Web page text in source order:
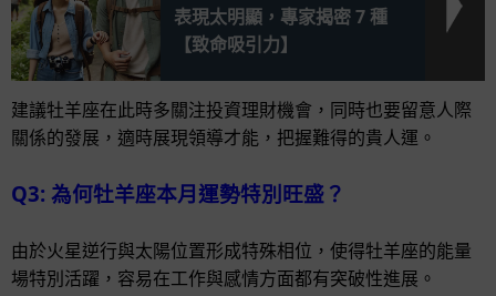
表現太明顯，專家揭密 7 種
【致命吸引力】
建議牡羊座在此時多關注投資理財機會，同時也要留意人際
關係的發展，適時展現領導才能，把握難得的貴人運。
Q3: 為何牡羊座本月運勢特別旺盛？
由於火星逆行與太陽位置形成特殊相位，使得牡羊座的能量
場特別活躍，容易在工作與感情方面都有突破性進展。